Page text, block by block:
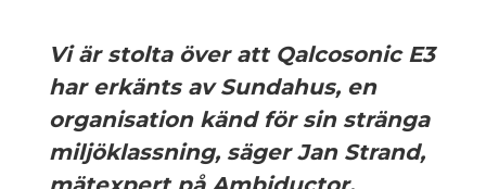
Vi är stolta över att Qalcosonic E3
har erkänts av Sundahus, en
organisation känd för sin stränga
miljöklassning, säger Jan Strand,